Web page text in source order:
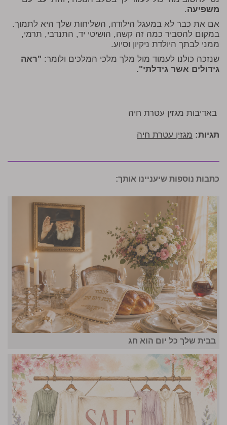
משפיעה.
אם את כבר לא במעגל הילודה, השליחות שלך היא לתמוך.
במקום להסביר כמה זה קשה, הושיטי יד, התנדבי, תרמי,
ממני לבתך היולדת ניקיון וסיוע.
שנזכה כולנו לעמוד מול מלך מלכי המלכים ולומר: "ראה
גידולים אשר גידלתי".
באדיבות מגזין עטרת חיה
תגיות: מגזין עטרת חיה
כתבות נוספות שיעניינו אותך:
בבית שלך כל יום הוא חג